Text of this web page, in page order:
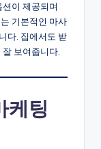
이 제공되며
기본적인 마사
다. 집에서도 받
보여줍니다.
케팅